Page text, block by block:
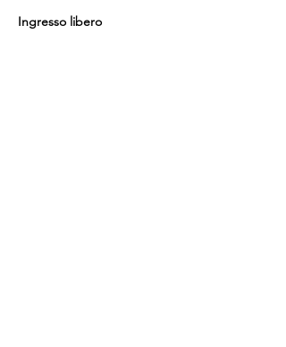
Ingresso libero